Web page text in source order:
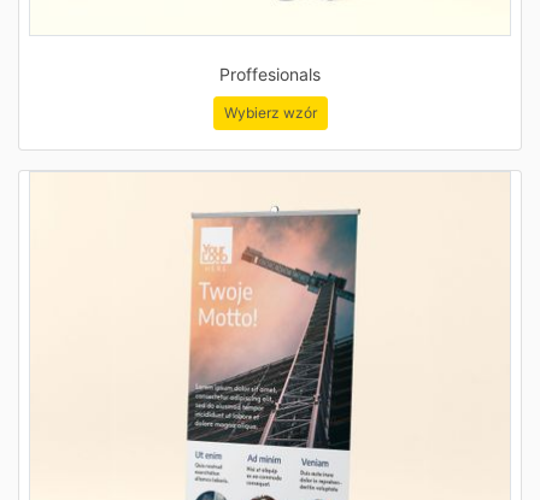
Proffesionals
Wybierz wzór